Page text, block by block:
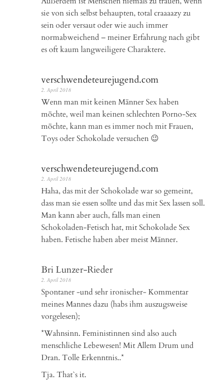
sie von sich selbst behaupten, total craaaazy zu
sein oder versaut oder wie auch immer
normabweichend – meiner Erfahrung nach gibt
es oft kaum langweiligere Charaktere.
verschwendeteurejugend.com
2. April 2018
Wenn man mit keinen Männer Sex haben
möchte, weil man keinen schlechten Porno-Sex
möchte, kann man es immer noch mit Frauen,
Toys oder Schokolade versuchen 😉
verschwendeteurejugend.com
2. April 2018
Haha, das mit der Schokolade war so gemeint,
dass man sie essen sollte und das mit Sex lassen soll.
Man kann aber auch, falls man einen
Schokoladen-Fetisch hat, mit Schokolade Sex
haben. Fetische haben aber meist Männer.
Bri Lunzer-Rieder
2. April 2018
Spontaner -und sehr ironischer- Kommentar
meines Mannes dazu (habs ihm auszugsweise
vorgelesen);
*Wahnsinn. Feministinnen sind also auch
menschliche Lebewesen! Mit Allem Drum und
Dran. Tolle Erkenntnis..*
Tja. That`s it.